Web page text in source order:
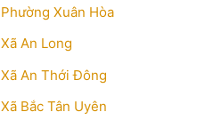
Phường Xuân Hòa
Xã An Long
Xã An Thới Đông
Xã Bắc Tân Uyên